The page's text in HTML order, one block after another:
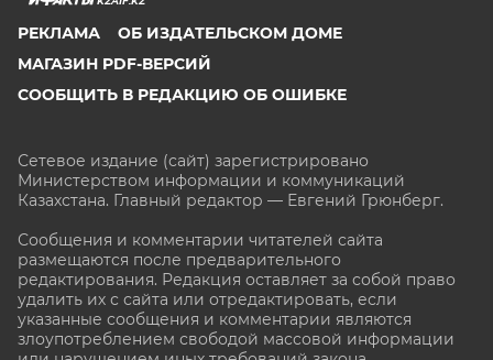
РЕКЛАМА
ОБ ИЗДАТЕЛЬСКОМ ДОМЕ
МАГАЗИН PDF-ВЕРСИЙ
СООБЩИТЬ В РЕДАКЦИЮ ОБ ОШИБКЕ
Сетевое издание (сайт) зарегистрировано
Министерством информации и коммуникаций
Казахстана. Главный редактор — Евгений Грюнберг.
Сообщения и комментарии читателей сайта
размещаются после предварительного
редактирования. Редакция оставляет за собой право
удалить их с сайта или отредактировать, если
указанные сообщения и комментарии являются
злоупотреблением свободой массовой информации